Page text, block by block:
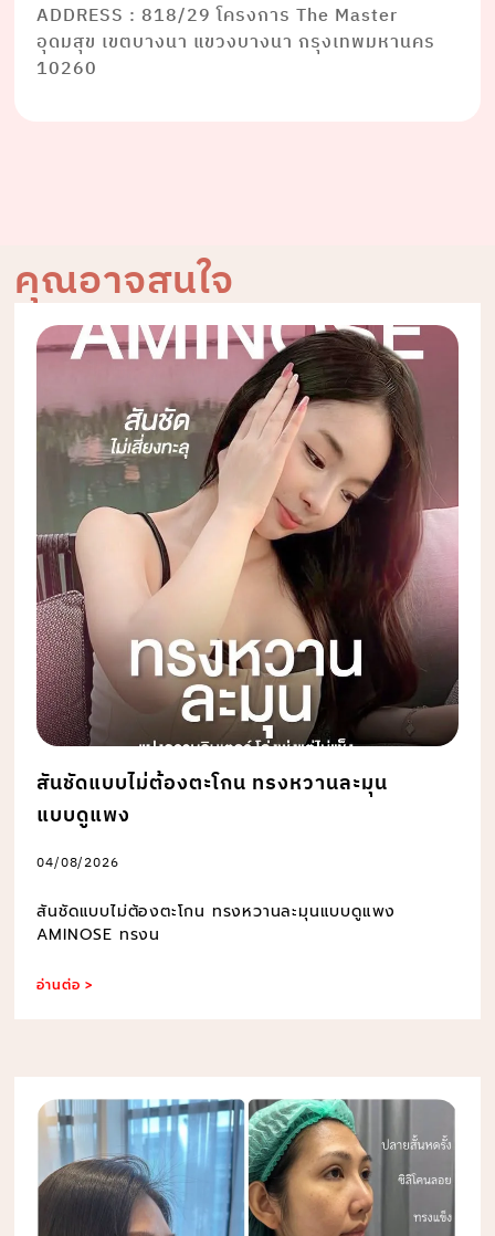
ADDRESS : 818/29 โครงการ The Master
อุดมสุข เขตบางนา แขวงบางนา กรุงเทพมหานคร
10260
คุณอาจสนใจ
สันชัดแบบไม่ต้องตะโกน ทรงหวานละมุน
แบบดูแพง
04/08/2026
สันชัดแบบไม่ต้องตะโกน ทรงหวานละมุนแบบดูแพง
AMINOSE ทรงน
อ่านต่อ >